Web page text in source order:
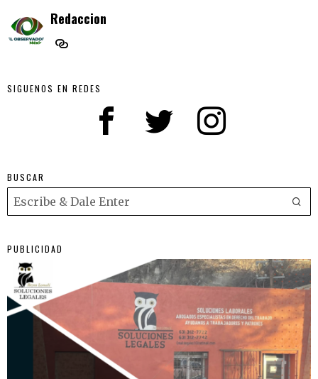
Redaccion
SIGUENOS EN REDES
BUSCAR
PUBLICIDAD